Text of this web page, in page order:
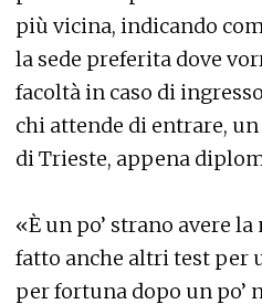
più vicina, indicando
la sede preferita dove
facoltà in caso di
chi attende di entrare,
di Trieste, appena
«È un po’ strano avere
fatto anche altri test per
per fortuna dopo un po’